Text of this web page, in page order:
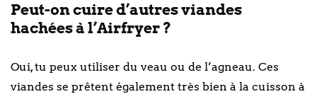
Peut-on cuire d’autres viandes
hachées à l’Airfryer ?
Oui, tu peux utiliser du veau ou de l’agneau. Ces
viandes se prêtent également très bien à la cuisson à